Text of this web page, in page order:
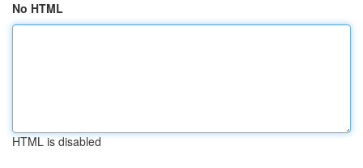
No HTML
HTML is disabled